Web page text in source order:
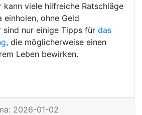
kann viele hilfreiche Ratschläge
einholen, ohne Geld
sind nur einige Tipps für das
, die möglicherweise einen
Leben bewirken.
2026-01-02